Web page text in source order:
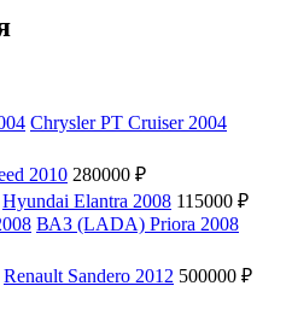
Chrysler PT Cruiser 2004
2010 280000 ₽
Hyundai Elantra 2008 115000 ₽
ВАЗ (LADA) Priora 2008
Renault Sandero 2012 500000 ₽